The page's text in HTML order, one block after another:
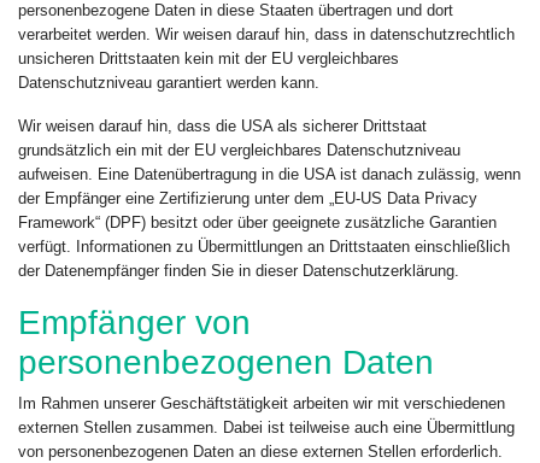
personenbezogene Daten in diese Staaten übertragen und dort
verarbeitet werden. Wir weisen darauf hin, dass in datenschutzrechtlich
unsicheren Drittstaaten kein mit der EU vergleichbares
Datenschutzniveau garantiert werden kann.
Wir weisen darauf hin, dass die USA als sicherer Drittstaat
grundsätzlich ein mit der EU vergleichbares Datenschutzniveau
aufweisen. Eine Datenübertragung in die USA ist danach zulässig, wenn
der Empfänger eine Zertifizierung unter dem „EU-US Data Privacy
Framework“ (DPF) besitzt oder über geeignete zusätzliche Garantien
verfügt. Informationen zu Übermittlungen an Drittstaaten einschließlich
der Datenempfänger finden Sie in dieser Datenschutzerklärung.
Empfänger von
personenbezogenen Daten
Im Rahmen unserer Geschäftstätigkeit arbeiten wir mit verschiedenen
externen Stellen zusammen. Dabei ist teilweise auch eine Übermittlung
von personenbezogenen Daten an diese externen Stellen erforderlich.